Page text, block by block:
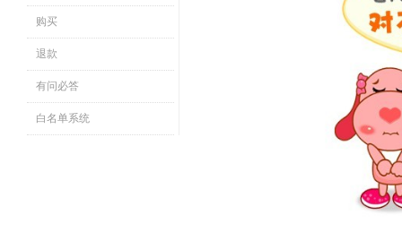
购买
退款
有问必答
白名单系统